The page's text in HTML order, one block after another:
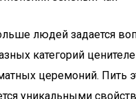
людей задается
категорий
церемоний. Пить
уникальными